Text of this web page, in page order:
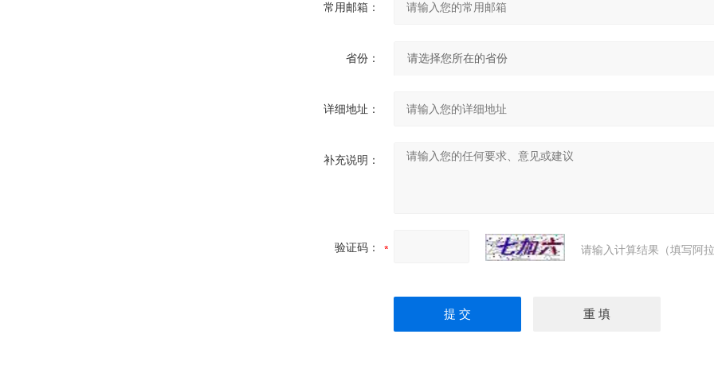
常用邮箱：
省份：
详细地址：
补充说明：
验证码： 请输入计算结果（填写阿